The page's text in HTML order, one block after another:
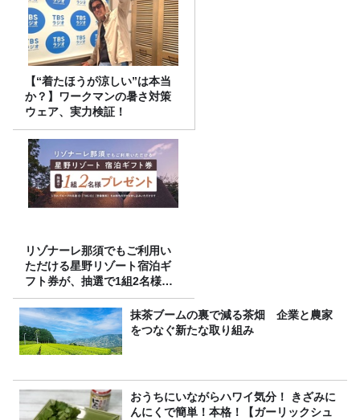
【“着たほうが涼しい”は本当
か？】ワークマンの暑さ対策
ウェア、実力検証！
リゾナーレ那須でもご利用い
ただける星野リゾート宿泊ギ
フト券が、抽選で1組2名様に
プレゼント！
抹茶ブームの裏で減る茶畑 企業と農家
をつなぐ新たな取り組み
おうちにいながらハワイ気分！ きざみに
んにくで簡単！本格！【ガーリックシュ